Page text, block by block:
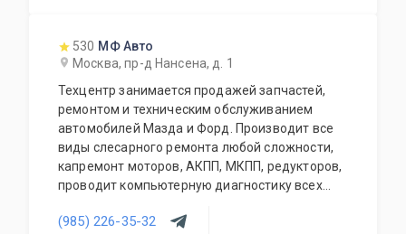
530 МФ Авто
Москва, пр-д Нансена, д. 1
Техцентр занимается продажей запчастей,
ремонтом и техническим обслуживанием
автомобилей Мазда и Форд. Производит все
виды слесарного ремонта любой сложности,
капремонт моторов, АКПП, МКПП, редукторов,
проводит компьютерную диагностику всех
инжекторов, заправку кондиционеров,
(985) 226-35-32